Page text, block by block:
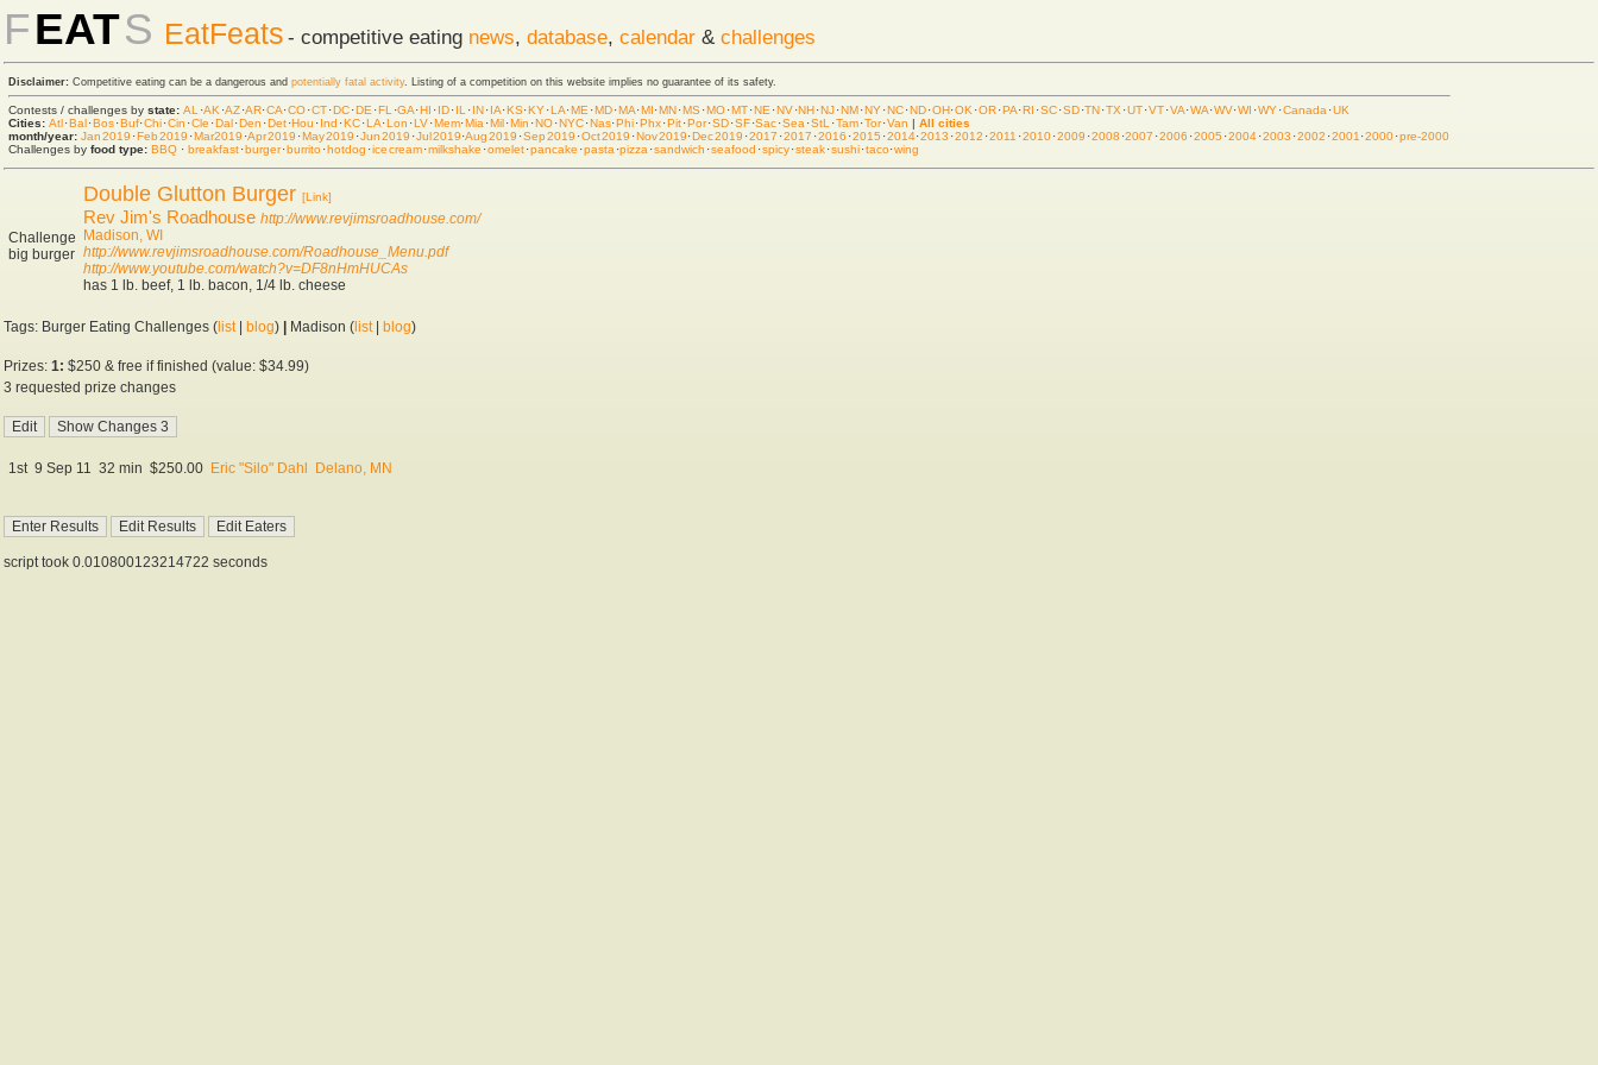
FEATS EatFeats - competitive eating news, database, calendar & challenges
Disclaimer: Competitive eating can be a dangerous and potentially fatal activity. Listing of a competition on this website implies no guarantee of its safety.
Contests / challenges by state: AL ·AK ·AZ·AR·CA·CO·CT·DC·DE ·FL ·GA·HI ·ID·IL ·IN·IA·KS·KY·LA·ME ·MD·MA·MI·MN·MS·MO·MT·NE ·NV·NH·NJ·NM·NY·NC·ND·OH·OK ·OR·PA·RI ·SC·SD·TN·TX ·UT·VT·VA·WA·WV·WI ·WY·Canada ·UK
Cities: Atl·Bal·Bos·Buf·Chi·Cin ·Cle ·Dal·Den ·Det·Hou ·Ind ·KC·LA·Lon ·LV·Mem·Mia ·Mil·Min ·NO·NYC·Nas·Phi·Phx·Pit·Por·SD·SF·Sac·Sea ·StL ·Tam·Tor·Van | All cities
month/year: Jan 2019 ·Feb 2019 ·Mar 2019 ·Apr 2019 ·May 2019 ·Jun 2019 ·Jul 2019·Aug 2019 ·Sep 2019 ·Oct 2019 ·Nov 2019·Dec 2019 ·2017 ·2017 ·2016 ·2015 ·2014·2013 ·2012 ·2011 ·2010·2009 ·2008 ·2007 ·2006 ·2005 ·2004·2003 ·2002 ·2001 ·2000·pre-2000
Challenges by food type: BBQ · breakfast·burger·burrito·hot dog ·ice cream·milkshake ·omelet·pancake ·pasta ·pizza ·sandwich ·seafood ·spicy·steak·sushi·taco·wing
Challenge
big burger
Double Glutton Burger [Link]
Rev Jim's Roadhouse http://www.revjimsroadhouse.com/
Madison, WI
http://www.revjimsroadhouse.com/Roadhouse_Menu.pdf
http://www.youtube.com/watch?v=DF8nHmHUCAs
has 1 lb. beef, 1 lb. bacon, 1/4 lb. cheese
Tags: Burger Eating Challenges ( list| blog) Madison ( list| blog)
Prizes: 1: $250 & free if finished (value: $34.99)
3 requested prize changes
1st 9 Sep 11 32 min $250.00 Eric "Silo" Dahl Delano, MN
script took 0.010800123214722 seconds